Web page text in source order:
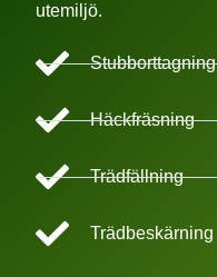
utemiljö.
Stubborttagning
Häckfräsning
Trädfällning
Trädbeskärning